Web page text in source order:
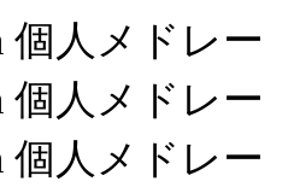
個人メドレー
個人メドレー
個人メドレー